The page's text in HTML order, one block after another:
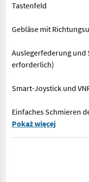
Tastenfeld
Gebläse mit
Auslegerfederung
erforderlich)
Smart-Joystick und
Einfaches Schmieren
Bobcat Teleskoplader
Pokaż więcej